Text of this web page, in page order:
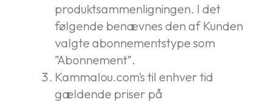
produktsammenligningen. I det
følgende benævnes den af Kunden
valgte abonnementstype som
”Abonnement”.
Kammalou.com’s til enhver tid
gældende priser på